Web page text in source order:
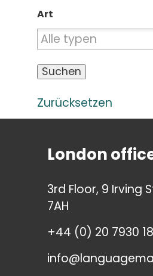
Art
Zurücksetzen
London
3rd Floor, 9 Irving
7AH
+44 (0) 20 7930